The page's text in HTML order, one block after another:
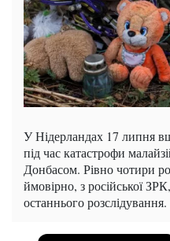
У Нідерландах 17 липня
під час катастрофи
Донбасом. Рівно чотири
ймовірно, з російської
останнього розслідування.